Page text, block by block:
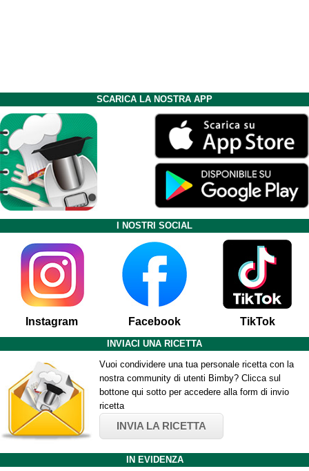
SCARICA LA NOSTRA APP
I NOSTRI SOCIAL
Instagram Facebook TikTok
INVIACI UNA RICETTA
Vuoi condividere una tua personale ricetta con la
nostra community di utenti Bimby? Clicca sul
bottone qui sotto per accedere alla form di invio
ricetta
INVIA LA RICETTA
IN EVIDENZA